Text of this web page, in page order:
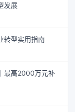
发展
转型实用指南
最高2000万元补